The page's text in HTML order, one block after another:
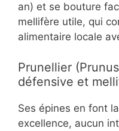
an) et se bouture
mellifère utile, qui
alimentaire locale
Prunellier
défensive et
Ses épines en font
excellence, aucun